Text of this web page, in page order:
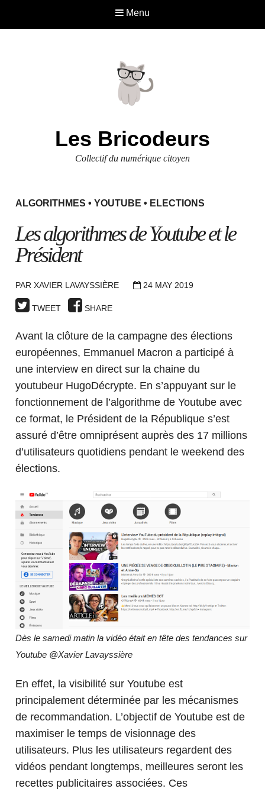
Menu
Les Bricodeurs
Collectif du numérique citoyen
ALGORITHMES • YOUTUBE • ELECTIONS
Les algorithmes de Youtube et le
Président
PAR XAVIER LAVAYSSIÈRE 24 MAY 2019
TWEET SHARE
Avant la clôture de la campagne des élections
européennes, Emmanuel Macron a participé à
une interview en direct sur la chaine du
youtubeur HugoDécrypte. En s’appuyant sur le
fonctionnement de l’algorithme de Youtube avec
ce format, le Président de la République s’est
assuré d’être omniprésent auprès des 17 millions
d’utilisateurs quotidiens pendant le weekend des
élections.
Dès le samedi matin la vidéo était en tête des tendances sur
Youtube @Xavier Lavayssière
En effet, la visibilité sur Youtube est
principalement déterminée par les mécanismes
de recommandation. L’objectif de Youtube est de
maximiser le temps de visionnage des
utilisateurs. Plus les utilisateurs regardent des
vidéos pendant longtemps, meilleures seront les
recettes publicitaires associées. Ces